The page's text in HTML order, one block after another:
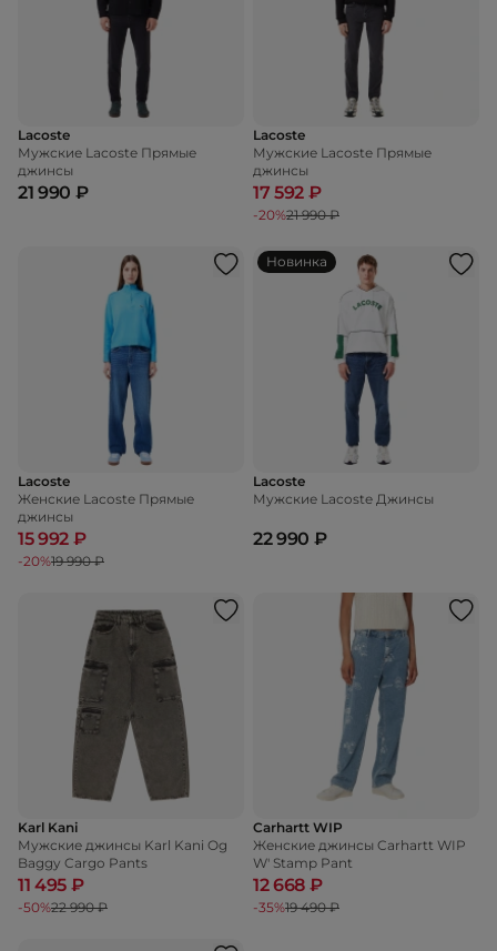
Lacoste
Мужские Lacoste Прямые
джинсы
21 990 ₽
Lacoste
Мужские Lacoste Прямые
джинсы
17 592 ₽
-20%21 990 ₽
Lacoste
Женские Lacoste Прямые
джинсы
15 992 ₽
-20%19 990 ₽
Новинка
Lacoste
Мужские Lacoste Джинсы
22 990 ₽
Karl Kani
Мужские джинсы Karl Kani Og
Baggy Cargo Pants
11 495 ₽
-50%22 990 ₽
Carhartt WIP
Женские джинсы Carhartt WIP
W' Stamp Pant
12 668 ₽
-35%19 490 ₽